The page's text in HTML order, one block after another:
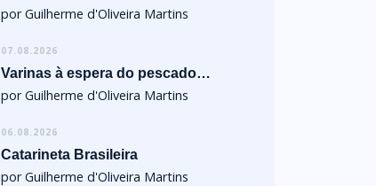
por Guilherme d'Oliveira Martins
07.08.2026
Varinas à espera do pescado…
por Guilherme d'Oliveira Martins
06.08.2026
Catarineta Brasileira
por Guilherme d'Oliveira Martins